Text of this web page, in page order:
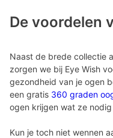
De voordelen
Naast de brede collectie
zorgen we bij Eye Wish
gezondheid van je ogen
een gratis 360 graden
ogen krijgen wat ze
Kun je toch niet wennen